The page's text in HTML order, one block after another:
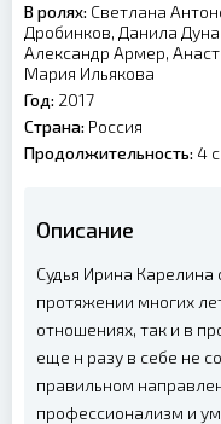
В ролях: Светлана
Дробинков, Данила
Александр Армер,
Мария Ильякова
Год: 2017
Страна: Россия
Продолжительность: 4
Описание
Судья Ирина Карелина
протяжении многих
отношениях, так и в
еще н разу в себе не
правильном
профессионализм и